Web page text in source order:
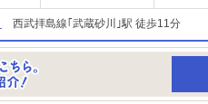
西武拝島線｢武蔵砂川｣駅 徒歩11分